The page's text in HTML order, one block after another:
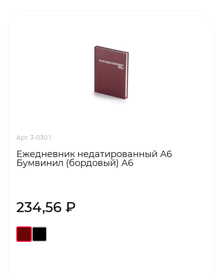
Арт. 3-030.1
Ежедневник недатированный А6
Бумвинил (бордовый) A6
234,56 ₽